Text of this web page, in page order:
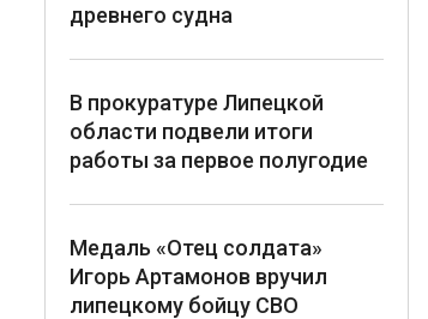
древнего судна
В прокуратуре Липецкой
области подвели итоги
работы за первое полугодие
Медаль «Отец солдата»
Игорь Артамонов вручил
липецкому бойцу СВО